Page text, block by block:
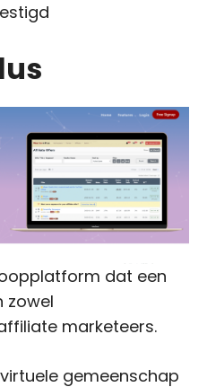
dat een
zowel
marketeers.
gemeenschap